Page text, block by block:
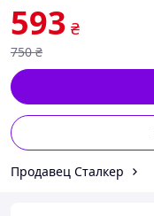
593 ₴
750 ₴
Продавец Сталкер